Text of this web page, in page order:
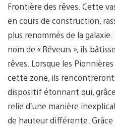
Frontière des rêves. Cette
en cours de construction,
plus renommés de la
nom de « Rêveurs », ils
rêves. Lorsque les
cette zone, ils rencontreront
dispositif étonnant qui,
relie d’une manière
de hauteur différente. Grâce